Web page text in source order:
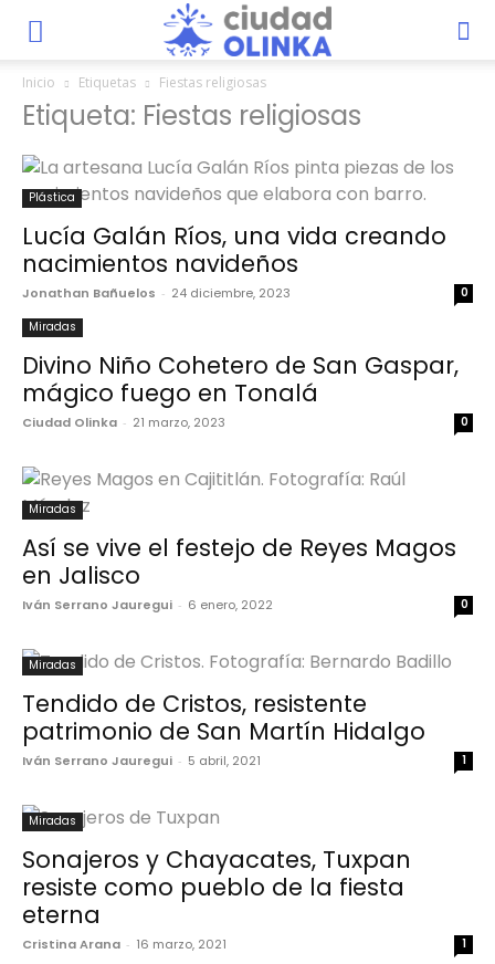
Inicio Etiquetas Fiestas religiosas
Etiqueta: Fiestas religiosas
Plástica
Lucía Galán Ríos, una vida creando
nacimientos navideños
Jonathan Bañuelos - 24 diciembre, 2023 0
Miradas
Divino Niño Cohetero de San Gaspar,
mágico fuego en Tonalá
Ciudad Olinka - 21 marzo, 2023 0
Miradas
Así se vive el festejo de Reyes Magos
en Jalisco
Iván Serrano Jauregui - 6 enero, 2022 0
Miradas
Tendido de Cristos, resistente
patrimonio de San Martín Hidalgo
Iván Serrano Jauregui - 5 abril, 2021 1
Miradas
Sonajeros y Chayacates, Tuxpan
resiste como pueblo de la fiesta
eterna
Cristina Arana - 16 marzo, 2021 1